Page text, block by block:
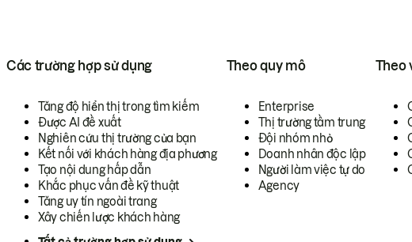
Các trường hợp sử dụng
Tăng độ hiển thị trong tìm kiếm
Được AI đề xuất
Nghiên cứu thị trường của bạn
Kết nối với khách hàng địa phương
Tạo nội dung hấp dẫn
Khắc phục vấn đề kỹ thuật
Tăng uy tín ngoài trang
Xây chiến lược khách hàng
Theo quy mô
Enterprise
Thị trường tầm trung
Đội nhóm nhỏ
Doanh nhân độc lập
Người làm việc tự do
Agency
Theo